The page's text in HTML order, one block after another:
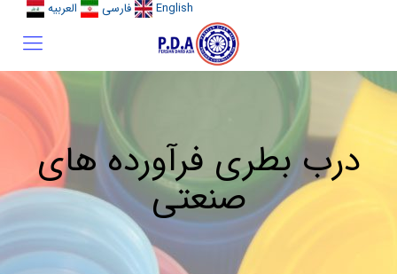
English فارسی العربیه
درب بطری فرآورده های
صنعتی